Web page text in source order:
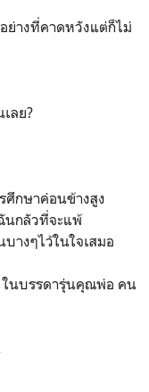
ย่างที่คาดหวังแต่ก็ไม่
ลย?
ศึกษาค่อนข้างสูง
นกลัวที่จะแพ้
างๆไว้ในใจเสมอ
ในบรรดารุ่นคุณพ่อ คน